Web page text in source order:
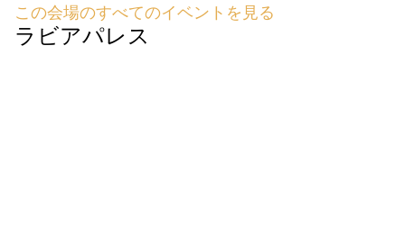
この会場のすべてのイベントを見る
ラビアパレス